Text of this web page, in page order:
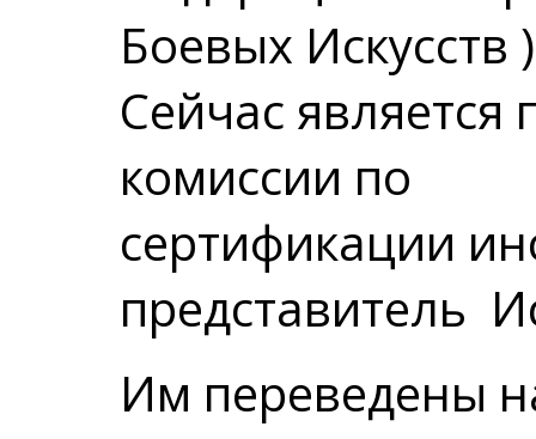
Боевых Искусств
Сейчас является
комиссии по
сертификации
представитель
Им переведены